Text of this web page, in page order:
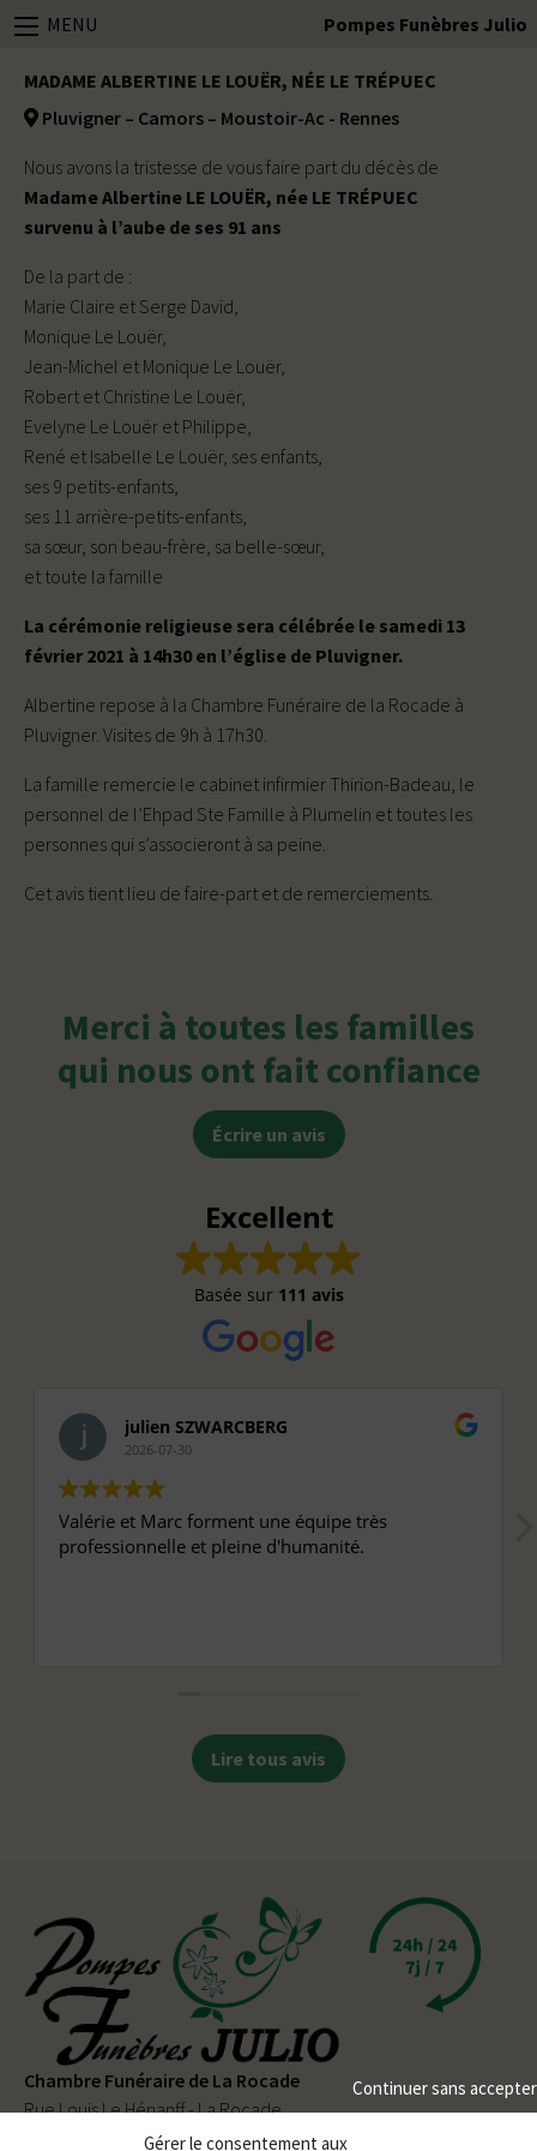
Gérer le consentement aux
Continuer sans accepter
MENU Pompes Funèbres Julio
MADAME ALBERTINE LE LOUËR, NÉE LE TRÉPUEC
Pluvigner – Camors – Moustoir-Ac - Rennes
Nous avons la tristesse de vous faire part du décès de
Madame Albertine LE LOUËR, née LE TRÉPUEC
survenu à l’aube de ses 91 ans
De la part de :
Marie Claire et Serge David,
Monique Le Louër,
Jean-Michel et Monique Le Louër,
Robert et Christine Le Louër,
Evelyne Le Louër et Philippe,
René et Isabelle Le Louër, ses enfants,
ses 9 petits-enfants,
ses 11 arrière-petits-enfants,
sa sœur, son beau-frère, sa belle-sœur,
et toute la famille
La cérémonie religieuse sera célébrée le samedi 13
février 2021 à 14h30 en l’église de Pluvigner.
Albertine repose à la Chambre Funéraire de la Rocade à
Pluvigner. Visites de 9h à 17h30.
La famille remercie le cabinet infirmier Thirion-Badeau, le
personnel de l’Ehpad Ste Famille à Plumelin et toutes les
personnes qui s’associeront à sa peine.
Cet avis tient lieu de faire-part et de remerciements.
Merci à toutes les familles
qui nous ont fait confiance
Écrire un avis
Excellent
Basée sur 111 avis
julien SZWARCBERG
2026-07-30
Valérie et Marc forment une équipe très
professionnelle et pleine d'humanité.
Lire tous avis
Chambre Funéraire de La Rocade
Rue Louis Le Hénanff - La Rocade
56330 PLUVIGNER